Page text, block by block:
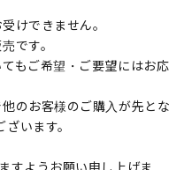
けできません。
です。
もご希望・ご要望にはお応
のお客様のご購入が先とな
います。
すようお願い申し上げま